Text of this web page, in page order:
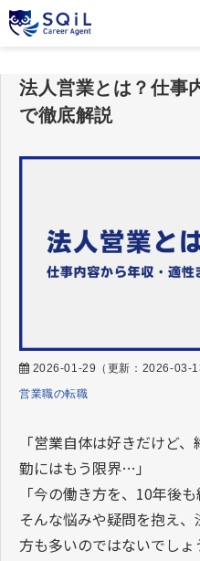
キャリア
ご利
セミナー
法人営業とは？仕事
で徹底解説
2026-01-29 （更新： 2026-03-
営業職の転職
「営業自体は好きだけど
勤にはもう限界…」
「今の働き方を、10年後
そんな悩みや疑問を抱え
方も多いのではないでしょ